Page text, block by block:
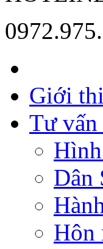
Giới
Tư
Dân
Hôn